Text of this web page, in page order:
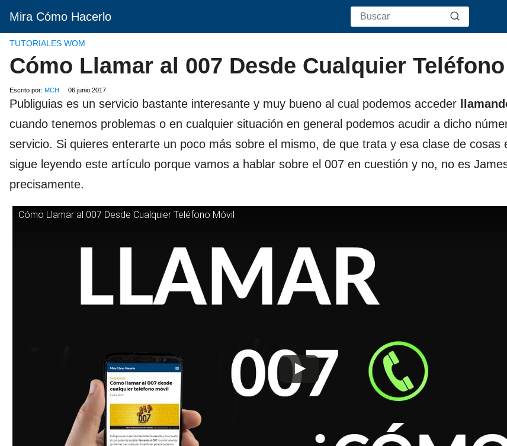
Mira Cómo Hacerlo
TUTORIALES WOM
Cómo Llamar al 007 Desde Cualquier Teléfono
Escrito por: MCH 06 junio 2017
Publiguias es un servicio bastante interesante y muy bueno al cual podemos acceder
cuando tenemos problemas o en cualquier situación en general podemos acudir a dicho
servicio. Si quieres enterarte un poco más sobre el mismo, de que trata y esa clase de cosas
sigue leyendo este artículo porque vamos a hablar sobre el 007 en cuestión y no, no es
precisamente.
Cómo Llamar al 007 Desde Cualquier Teléfono Móvil